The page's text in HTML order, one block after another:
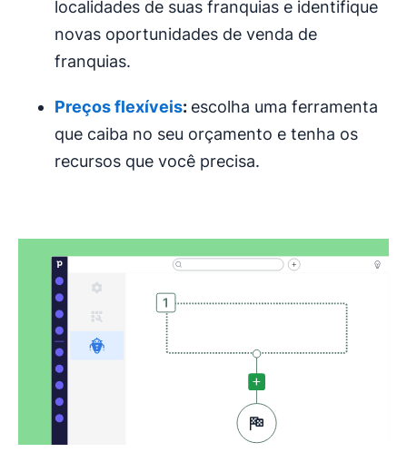
localidades de suas franquias e identifique
novas oportunidades de venda de
franquias.
Preçosflexíveis: escolha uma ferramenta
que caiba no seu orçamento e tenha os
recursos que você precisa.